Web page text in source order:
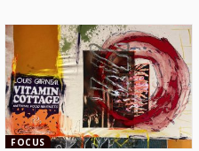
FOCUS